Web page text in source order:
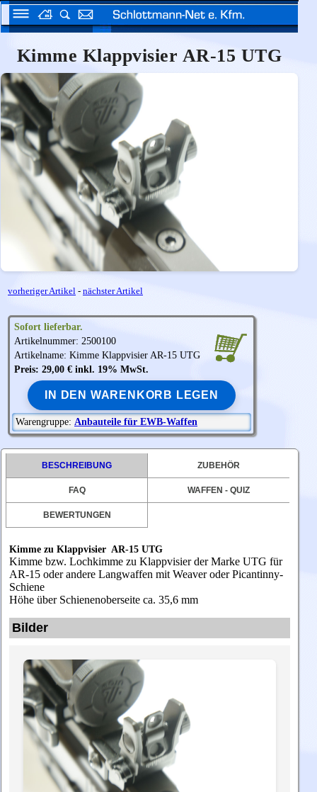
Kimme Klappvisier AR-15 UTG
vorheriger Artikel - nächster Artikel
Sofort lieferbar.
Artikelnummer: 2500100
Artikelname: Kimme Klappvisier AR-15 UTG
Preis: 29,00 € inkl. 19% MwSt.
IN DEN WARENKORB LEGEN
Warengruppe: Anbauteile für EWB-Waffen
BESCHREIBUNG ZUBEHÖR
FAQ WAFFEN - QUIZ
BEWERTUNGEN
Kimme zu Klappvisier AR-15 UTG
Kimme bzw. Lochkimme zu Klappvisier der Marke UTG für
AR-15 oder andere Langwaffen mit Weaver oder Picantinny-
Schiene
Höhe über Schienenoberseite ca. 35,6 mm
Bilder